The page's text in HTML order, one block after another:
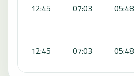
05:48
07:03
12:45
05:48
07:03
12:45